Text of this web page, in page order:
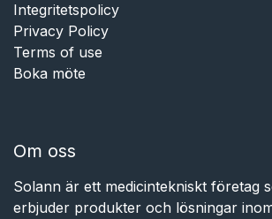
Integritetspolicy
Privacy Policy
Terms of use
Boka möte
Om oss
Solann är ett medicintekniskt företag
erbjuder produkter och lösningar